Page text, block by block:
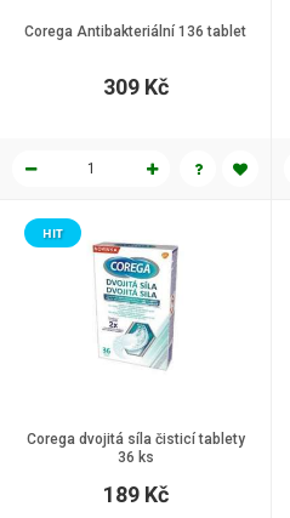
Corega Antibakteriální 136 tablet
309 Kč
Corega dvojitá síla čisticí tablety
36 ks
HIT
189 Kč